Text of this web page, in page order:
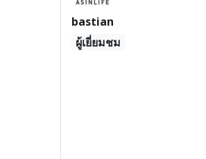
bastian
ผู้เยี่ยมชม